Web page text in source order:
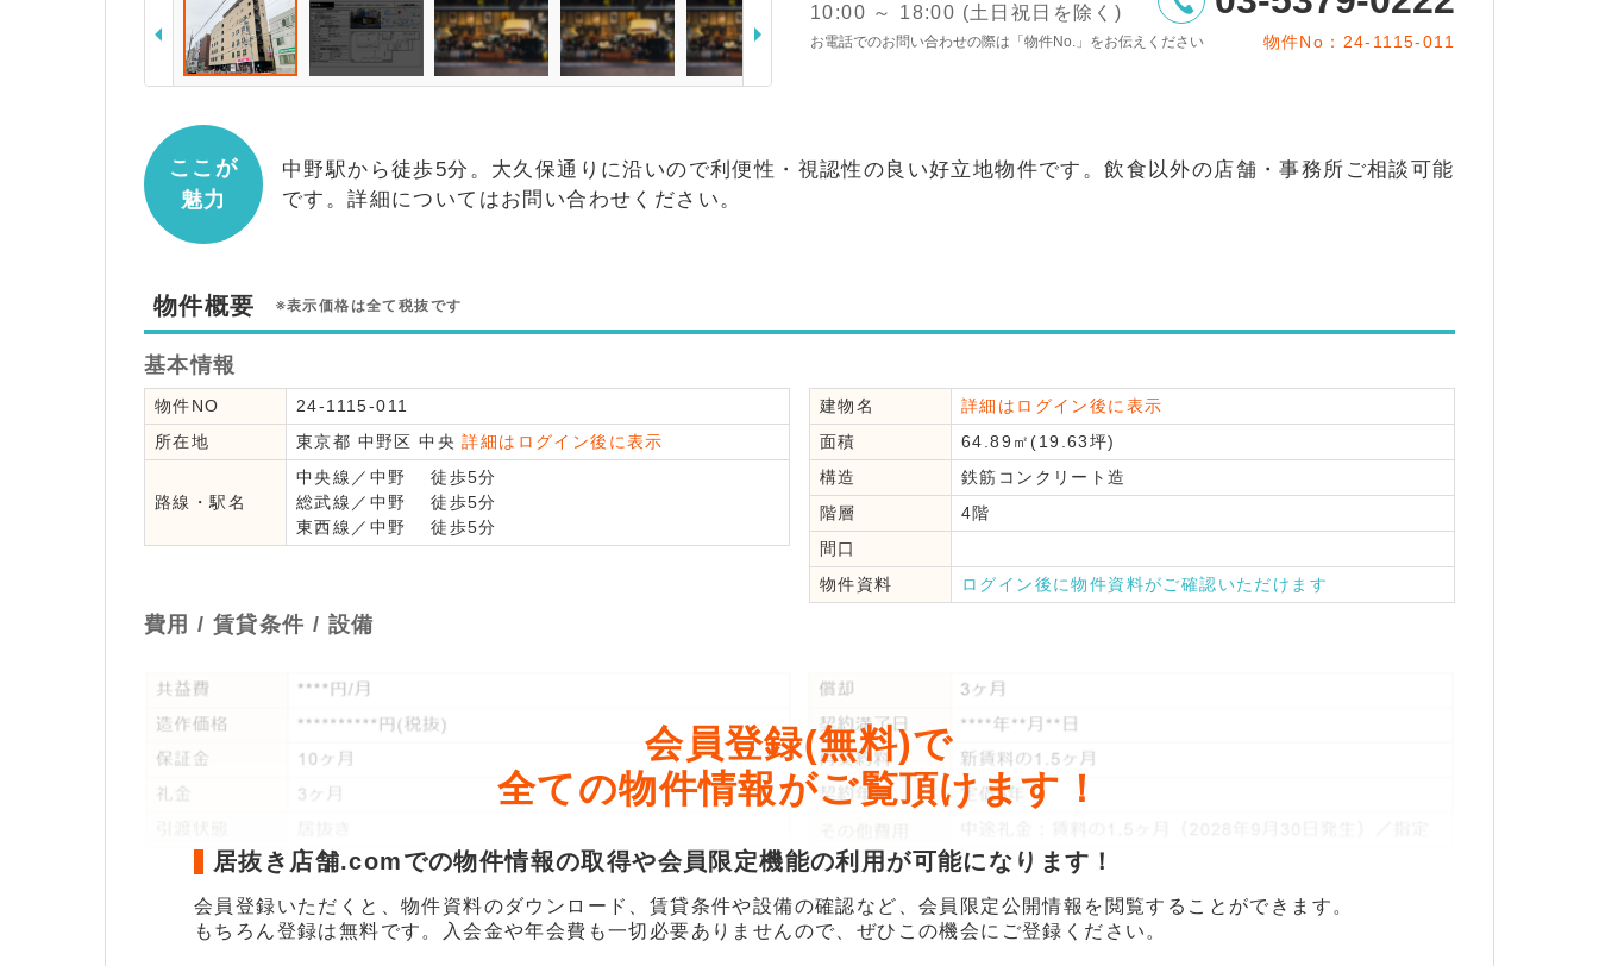
10:00 ～ 18:00 (土日祝日を除く)
お電話でのお問い合わせの際は「物件No.」をお伝えください 物件No：24-1115-011
ここが
魅力
中野駅から徒歩5分。大久保通りに沿いので利便性・視認性の良い好立地物件です。飲食以外の店舗・事務所ご相談可能
です。詳細についてはお問い合わせください。
物件概要 ※表示価格は全て税抜です
基本情報
物件NO
24-1115-011
所在地
東京都 中野区 中央詳細はログイン後に表示
路線・駅名
中央線 ／ 中野 徒歩5分
総武線 ／ 中野 徒歩5分
東西線 ／ 中野 徒歩5分
建物名
詳細はログイン後に表示
面積
64.89㎡(19.63坪)
構造
鉄筋コンクリート造
階層
4階
間口
物件資料
ログイン後に物件資料がご確認いただけます
費用 / 賃貸条件 / 設備
会員登録(無料)で
全ての物件情報がご覧頂けます！
居抜き店舗.comでの物件情報の取得や会員限定機能の利用が可能になります！
会員登録いただくと、物件資料のダウンロード、賃貸条件や設備の確認など、会員限定公開情報を閲覧することができます。
もちろん登録は無料です。入会金や年会費も一切必要ありませんので、ぜひこの機会にご登録ください。